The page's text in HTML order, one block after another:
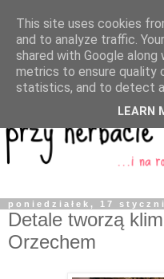
poniedziałek, 17
Detale tworzą
Orzechem
This site uses cookies
and to analyze traffic.
shared with Google
metrics to ensure quality
statistics, and to detect
LEARN